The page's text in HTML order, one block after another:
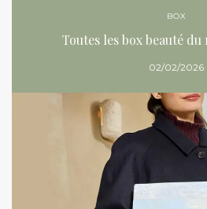
BOX
Toutes les box beauté
02/02/2026